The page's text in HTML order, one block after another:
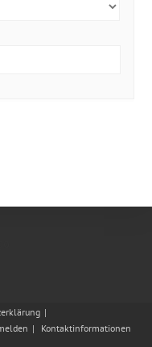
Kontaktinformationen